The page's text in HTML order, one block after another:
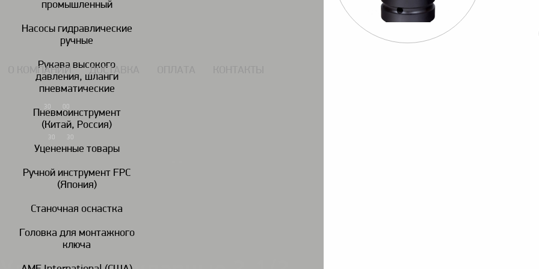
117434, г. Москва, Дмитровское шоссе 13, пом. 7 ЖК Дыхание.
промышленный
Насосы гидравлические
ручные
Рукава высокого
давления, шланги
пневматические
Пневмоинструмент
(Китай, Россия)
Уцененные товары
Ручной инструмент FPC
(Япония)
Станочная оснастка
Головка для монтажного
ключа
(495) 924-55-33
Пн-Чт: 0930-18 00
(495) 924-55-30
30 30
Гайковереты
пневматические
Головки ударные / удлинители/шарниры/переходники
О КОМПАНИИ ДОСТАВКА